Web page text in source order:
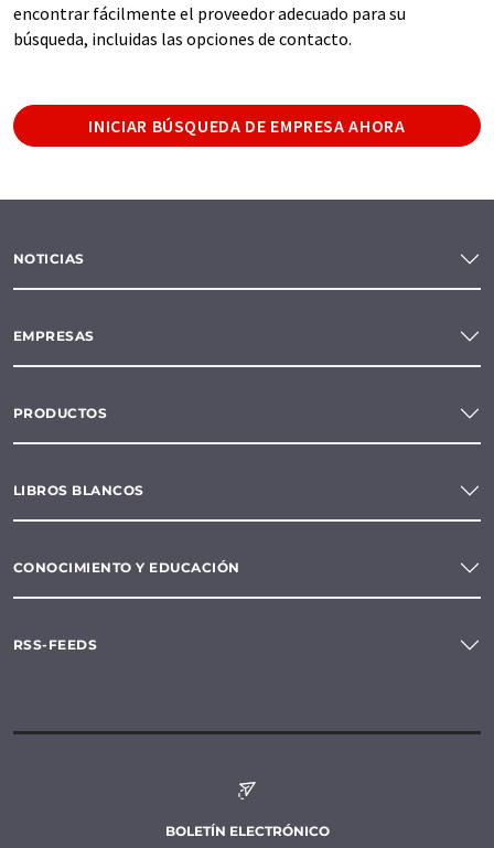
encontrar fácilmente el proveedor adecuado para su
búsqueda, incluidas las opciones de contacto.
INICIAR BÚSQUEDA DE EMPRESA AHORA
NOTICIAS
EMPRESAS
PRODUCTOS
LIBROS BLANCOS
CONOCIMIENTO Y EDUCACIÓN
RSS-FEEDS
BOLETÍN ELECTRÓNICO